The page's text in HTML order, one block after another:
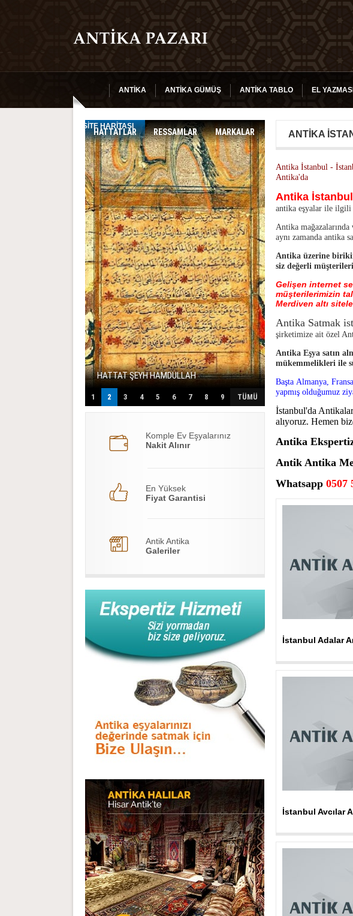
ANTIKA ANTIKA GÜMÜŞ ANTIKA TABLO EL
SITE HARITASI
HATTATLAR RESSAMLAR MARKALAR
TÜMÜ
HATTAT ŞEYH HAMDULLAH
1 2 3 4 5 6 7 8 9
Komple Ev Eşyalarınız
Nakit Alınır
En Yüksek
Fiyat Garantisi
Antik Antika
Galeriler
ANTİKA
Antika İstanbul -
Antika'da
Antika İstanbul
antika eşyalar ile
Antika mağazalarında
aynı zamanda antika
Antika üzerine
siz değerli
Gelişen internet
müşterilerimizin
Merdiven altı
Antika Satmak
şirketimize ait özel
Antika Eşya satın
mükemmelikleri ile
Başta Almanya,
yapmış olduğumuz
İstanbul'da
alıyoruz. Hemen
Antika
Antik Antika
Whatsapp 0507
İstanbul Adalar
İstanbul Avcılar